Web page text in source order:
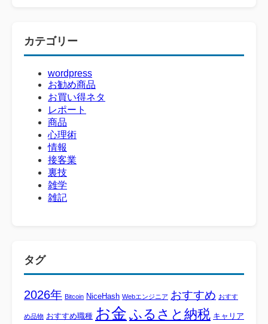
カテゴリー
wordpress
お勧め商品
お買い得ネタ
レポート
商品
心理術
情報
接客業
裏技
雑学
雑記
タグ
2026年 Bitcoin NiceHash Webエンジニア おすすめ おすす
め品物 おすすめ職種 お金 ふるさと納税 キャリア